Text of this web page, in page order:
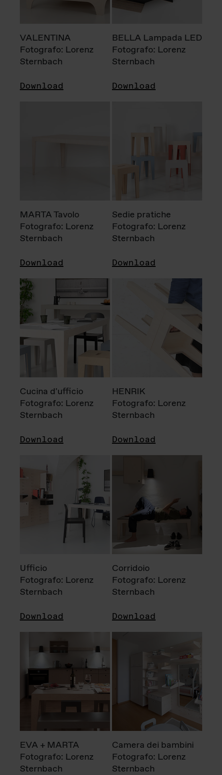
VALENTINA
Fotografo: Lorenz
Sternbach
Download
BELLA Lampada LED
Fotografo: Lorenz
Sternbach
Download
MARTA Tavolo
Fotografo: Lorenz
Sternbach
Download
Sedie pratiche
Fotografo: Lorenz
Sternbach
Download
Cucina d'ufficio
Fotografo: Lorenz
Sternbach
Download
HENRIK
Fotografo: Lorenz
Sternbach
Download
Ufficio
Fotografo: Lorenz
Sternbach
Download
Corridoio
Fotografo: Lorenz
Sternbach
Download
EVA + MARTA
Fotografo: Lorenz
Sternbach
Camera dei bambini
Fotografo: Lorenz
Sternbach